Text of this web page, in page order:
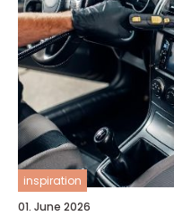
inspiration
01. June 2026